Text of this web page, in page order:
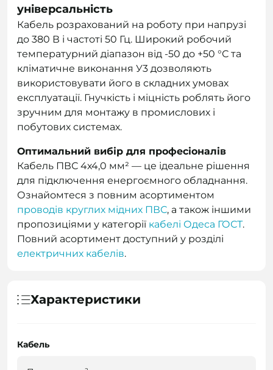
універсальність
Кабель розрахований на роботу при напрузі
до 380 В і частоті 50 Гц. Широкий робочий
температурний діапазон від -50 до +50 °С та
кліматичне виконання У3 дозволяють
використовувати його в складних умовах
експлуатації. Гнучкість і міцність роблять його
зручним для монтажу в промислових і
побутових системах.
Оптимальний вибір для професіоналів
Кабель ПВС 4х4,0 мм² — це ідеальне рішення
для підключення енергоємного обладнання.
Ознайомтеся з повним асортиментом
проводів круглих мідних ПВС, а також іншими
пропозиціями у категорії кабелі Одеса ГОСТ.
Повний асортимент доступний у розділі
електричних кабелів.
Характеристики
Кабель